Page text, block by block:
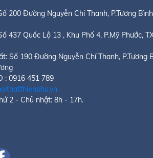
200 Đường Nguyễn Chí Thanh, P.Tương
437 Quốc Lộ 13 , Khu Phố 4, P.Mỹ Phước,
Số 190 Đường Nguyễn Chí Thanh, P.Tương
: 0916 451 789
2 - Chủ nhật: 8h - 17h.